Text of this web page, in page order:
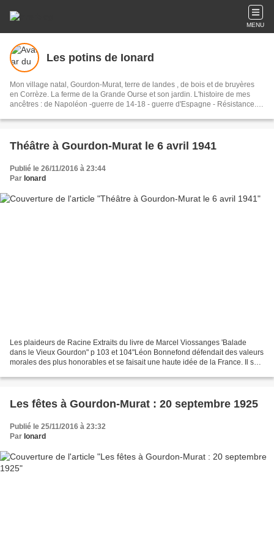
MENU
Les potins de Ionard
Mon village natal, Gourdon-Murat, terre de landes , de bois et de bruyères
en Corrèze. La ferme de la Grande Ourse et son jardin. L'histoire de mes
ancêtres : de Napoléon -guerre de 14-18 - guerre d'Espagne - Résistance.
Théâtre à Gourdon-Murat le 6 avril 1941
Publié le 26/11/2016 à 23:44
Par Ionard
Les plaideurs de Racine Extraits du livre de Marcel Viossanges 'Balade
dans le Vieux Gourdon" p 103 et 104"Léon Bonnefond défendait des valeurs
morales des plus honorables et se faisait une haute idée de la France. Il se
Les fêtes à Gourdon-Murat : 20 septembre 1925
Publié le 25/11/2016 à 23:32
Par Ionard